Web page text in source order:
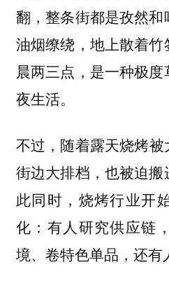
翻，整条街都是孜然和
油烟缭绕，地上散着
晨两三点，是一种极
夜生活。
不过， 随着露天烧烤
街边大排档，也被迫
此同时，烧烤行业开
化：有人研究供应链
境、卷特色单品，还有